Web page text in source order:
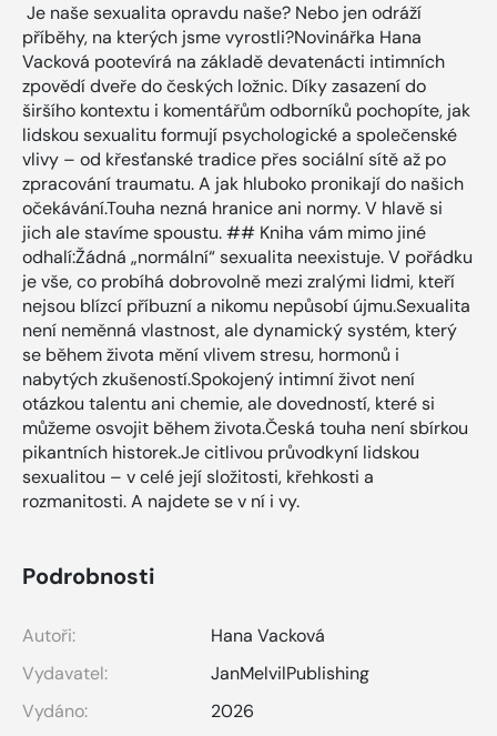
Je naše sexualita opravdu naše? Nebo jen odráží
příběhy, na kterých jsme vyrostli?Novinářka Hana
Vacková pootevírá na základě devatenácti intimních
zpovědí dveře do českých ložnic. Díky zasazení do
širšího kontextu i komentářům odborníků pochopíte, jak
lidskou sexualitu formují psychologické a společenské
vlivy – od křesťanské tradice přes sociální sítě až po
zpracování traumatu. A jak hluboko pronikají do našich
očekávání.Touha nezná hranice ani normy. V hlavě si
jich ale stavíme spoustu. ## Kniha vám mimo jiné
odhalí:Žádná „normální“ sexualita neexistuje. V pořádku
je vše, co probíhá dobrovolně mezi zralými lidmi, kteří
nejsou blízcí příbuzní a nikomu nepůsobí újmu.Sexualita
není neměnná vlastnost, ale dynamický systém, který
se během života mění vlivem stresu, hormonů i
nabytých zkušeností.Spokojený intimní život není
otázkou talentu ani chemie, ale dovedností, které si
můžeme osvojit během života.Česká touha není sbírkou
pikantních historek.Je citlivou průvodkyní lidskou
sexualitou – v celé její složitosti, křehkosti a
rozmanitosti. A najdete se v ní i vy.
Podrobnosti
Autoři:
Hana Vacková
Vydavatel:
JanMelvilPublishing
Vydáno:
2026